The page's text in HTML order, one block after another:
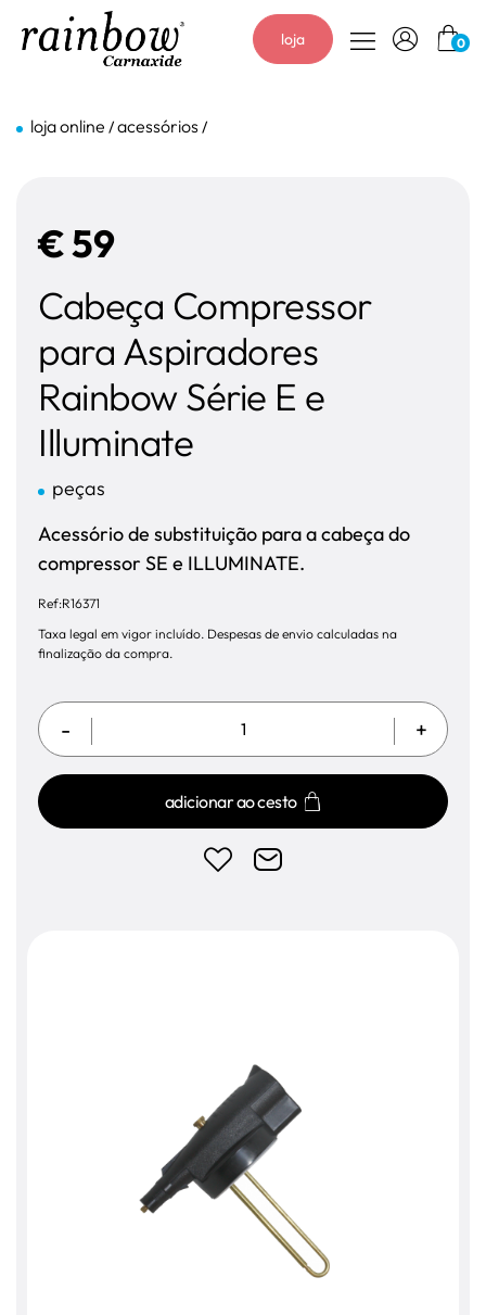
loja 0
loja online /acessórios /
€59
Cabeça Compressor
para Aspiradores
Rainbow Série E e
Illuminate
peças
Acessório de substituição para a cabeça do
compressor SE e ILLUMINATE.
Ref:R16371
Taxa legal em vigor incluído. Despesas de envio calculadas na
finalização da compra.
- +
adicionar ao cesto